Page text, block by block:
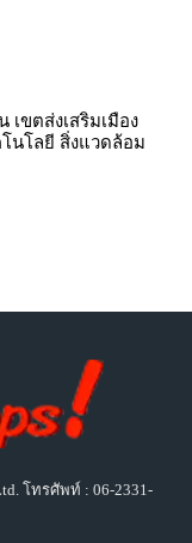
เขตส่งเสริมเมือง
นโลยี สิ่งแวดล้อม
โทรศัพท์ : 06-2331-